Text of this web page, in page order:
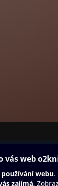
Oneplay Originály